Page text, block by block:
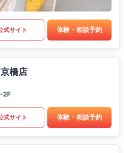
式サイト 体験・相談予約
橋店
2F
式サイト 体験・相談予約